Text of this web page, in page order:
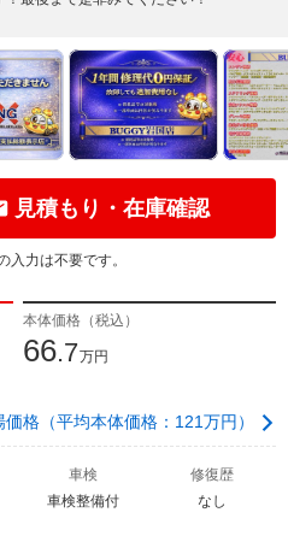
見積もり・在庫確認
力は不要です。
本体価格（税込）
66.7万円
格（平均本体価格：121万円）
車検
車検整備付
修復歴
なし